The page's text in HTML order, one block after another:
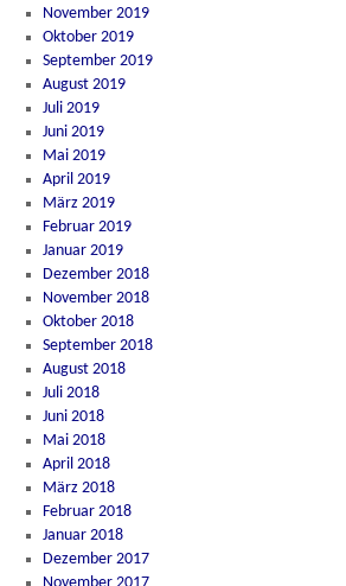
November 2019
Oktober 2019
September 2019
August 2019
Juli 2019
Juni 2019
Mai 2019
April 2019
März 2019
Februar 2019
Januar 2019
Dezember 2018
November 2018
Oktober 2018
September 2018
August 2018
Juli 2018
Juni 2018
Mai 2018
April 2018
März 2018
Februar 2018
Januar 2018
Dezember 2017